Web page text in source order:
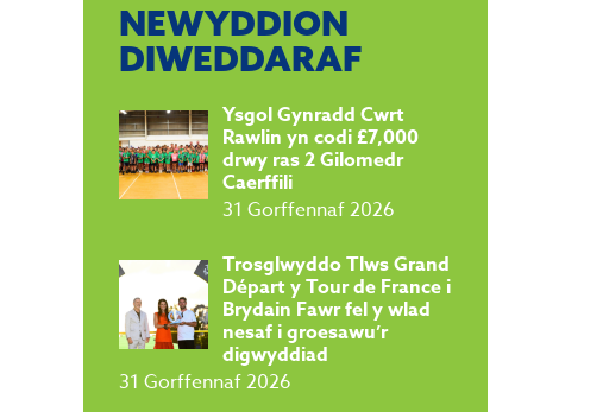
NEWYDDION
DIWEDDARAF
Ysgol Gynradd Cwrt
Rawlin yn codi £7,000
drwy ras 2 Gilomedr
Caerffili
31 Gorffennaf 2026
Trosglwyddo Tlws Grand
Départ y Tour de France i
Brydain Fawr fel y wlad
nesaf i groesawu’r
digwyddiad
31 Gorffennaf 2026